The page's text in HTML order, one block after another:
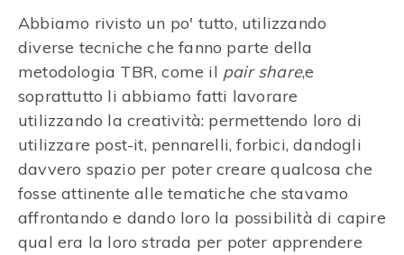
Abbiamo rivisto un po' tutto, utilizzando
diverse tecniche che fanno parte della
metodologia TBR, come il pair share,e
soprattutto li abbiamo fatti lavorare
utilizzando la creatività: permettendo loro di
utilizzare post-it, pennarelli, forbici, dandogli
davvero spazio per poter creare qualcosa che
fosse attinente alle tematiche che stavamo
affrontando e dando loro la possibilità di capire
qual era la loro strada per poter apprendere